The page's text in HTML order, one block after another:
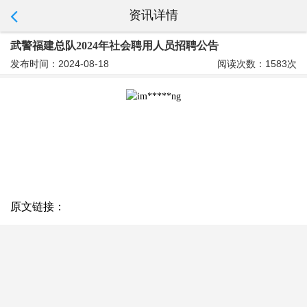
资讯详情
武警福建总队2024年社会聘用人员招聘公告
发布时间：2024-08-18 阅读次数：1583次
原文链接：